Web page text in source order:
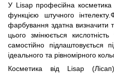
У Lisap професійна
функцією штучного
фарбування здатна визначити
цього змінюється
самостійно підлаштовується
ідеального та рівномірного
Косметика від Lisap